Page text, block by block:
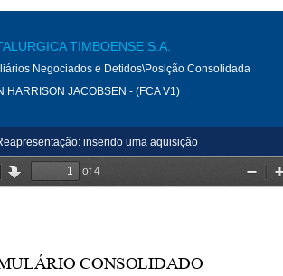
TIMBOENSE S.A.
Negociados e Detidos\Posição Consolidada
HARRISON JACOBSEN - (FCA V1)
inserido uma aquisição